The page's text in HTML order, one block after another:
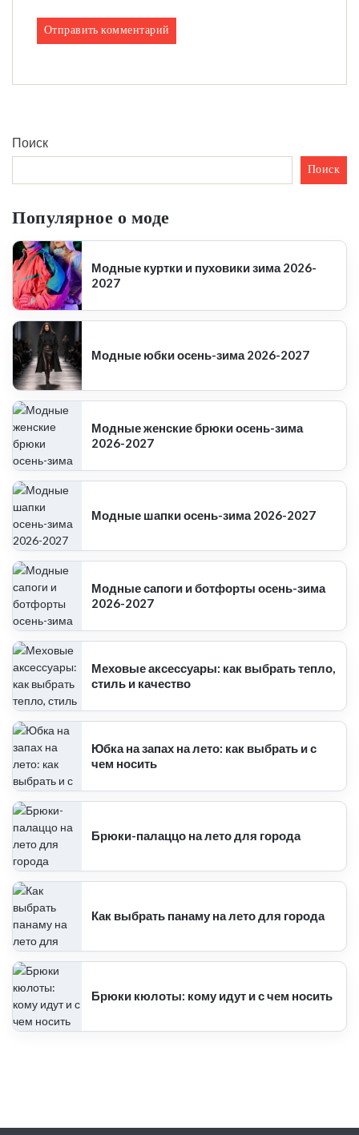
Поиск
Поиск
Популярное о моде
Модные куртки и пуховики зима 2026-
2027
Модные юбки осень-зима 2026-2027
Модные женские брюки осень-зима
2026-2027
Модные шапки осень-зима 2026-2027
Модные сапоги и ботфорты осень-зима
2026-2027
Меховые аксессуары: как выбрать тепло,
стиль и качество
Юбка на запах на лето: как выбрать и с
чем носить
Брюки-палаццо на лето для города
Как выбрать панаму на лето для города
Брюки кюлоты: кому идут и с чем носить